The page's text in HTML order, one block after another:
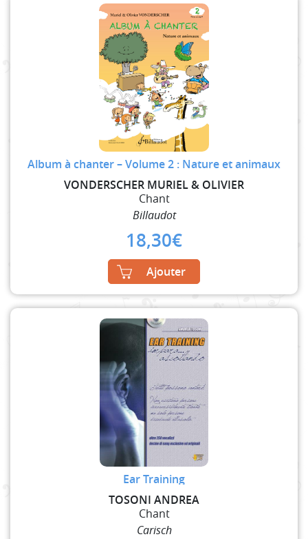
Album à chanter – Volume 2 : Nature et animaux
VONDERSCHER MURIEL & OLIVIER
Chant
Billaudot
18,30€
Ajouter
Ear Training
TOSONI ANDREA
Chant
Carisch